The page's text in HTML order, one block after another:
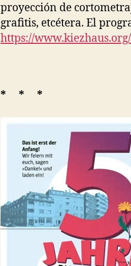
proyección de
grafitis, etcétera. El
https://
* * *